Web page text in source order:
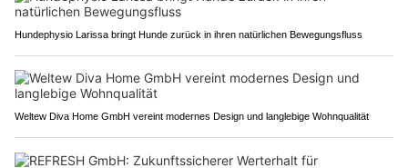
Hundephysio Larissa bringt Hunde zurück in ihren natürlichen Bewegungsfluss
Weltew Diva Home GmbH vereint modernes Design und langlebige Wohnqualität